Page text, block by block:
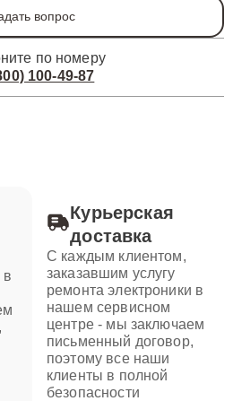
вопрос
по номеру
100-49-87
в
Курьерская
доставка
С каждым клиентом,
заказавшим услугу
ремонта электроники в
нашем сервисном
центре - мы заключаем
письменный договор,
поэтому все наши
клиенты в полной
безопасности